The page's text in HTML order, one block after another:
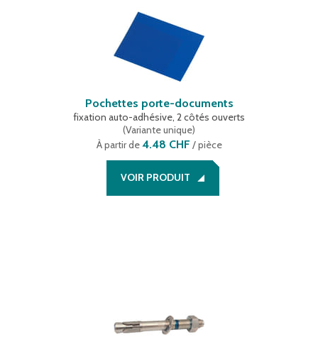
Pochettes porte-documents
fixation auto-adhésive, 2 côtés ouverts
(Variante unique)
À partir de4.48 CHF / pièce
VOIR PRODUIT